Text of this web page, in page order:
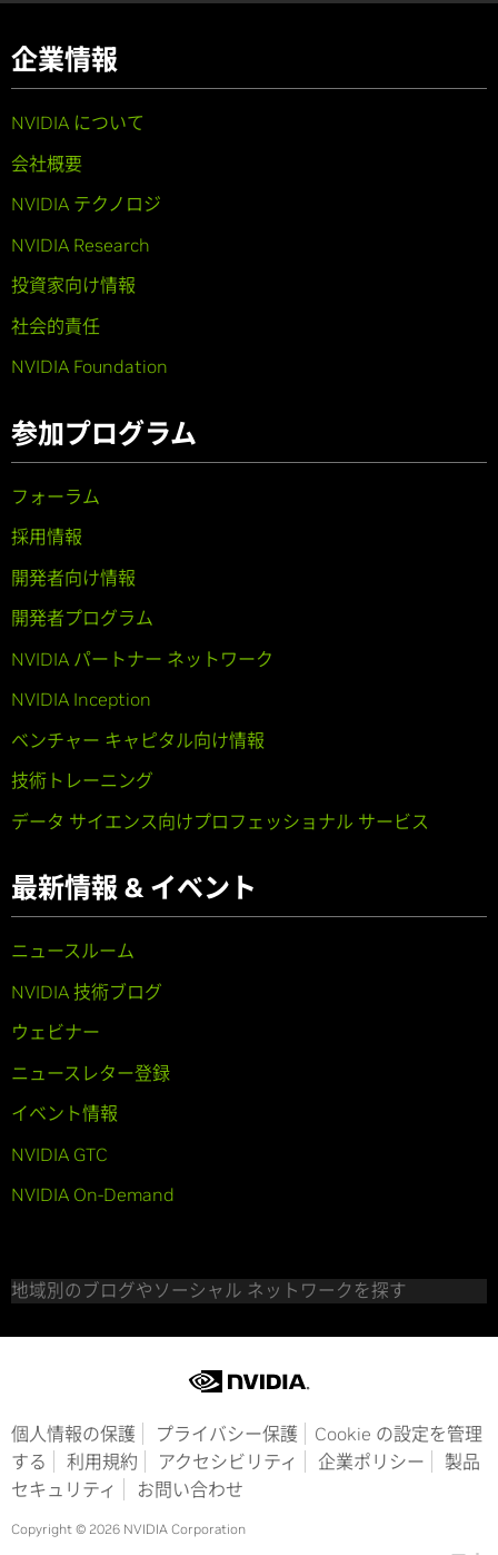
企業情報
NVIDIA について
会社概要
NVIDIA テクノロジ
NVIDIA Research
投資家向け情報
社会的責任
NVIDIA Foundation
参加プログラム
フォーラム
採用情報
開発者向け情報
開発者プログラム
NVIDIA パートナー ネットワーク
NVIDIA Inception
ベンチャー キャピタル向け情報
技術トレーニング
データ サイエンス向けプロフェッショナル サービス
最新情報 & イベント
ニュースルーム
NVIDIA 技術ブログ
ウェビナー
ニュースレター登録
イベント情報
NVIDIA GTC
NVIDIA On-Demand
地域別のブログやソーシャル ネットワークを探す
個人情報の保護 プライバシー保護
Cookie の設定を管理
する
利用規約 アクセシビリティ 企業ポリシー
製品
セキュリティ
お問い合わせ
Copyright © 2026 NVIDIA Corporation